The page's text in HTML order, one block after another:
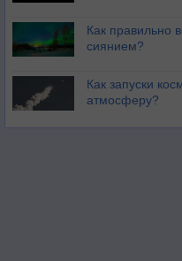
Как правильно
сиянием?
Как запуски
атмосферу?